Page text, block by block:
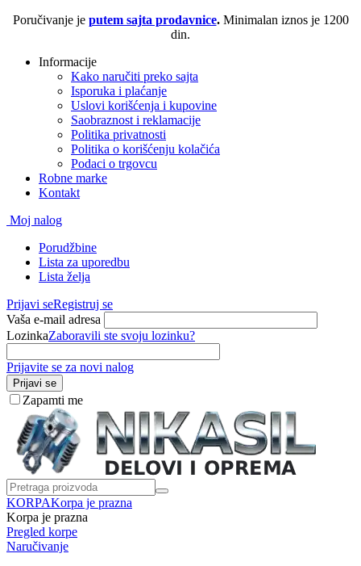
Poručivanje je putem sajta prodavnice. Minimalan iznos je 1200
din.
Informacije
Kako naručiti preko sajta
Isporuka i plaćanje
Uslovi korišćenja i kupovine
Saobraznost i reklamacije
Politika privatnosti
Politika o korišćenju kolačića
Podaci o trgovcu
Robne marke
Kontakt
Moj nalog
Porudžbine
Lista za uporedbu
Lista želja
Prijavi seRegistruj se
Vaša e-mail adresa
LozinkaZaboravili ste svoju lozinku?
Prijavite se za novi nalog
Prijavi se
Zapamti me
KORPAKorpa je prazna
Korpa je prazna
Pregled korpe
Naručivanje